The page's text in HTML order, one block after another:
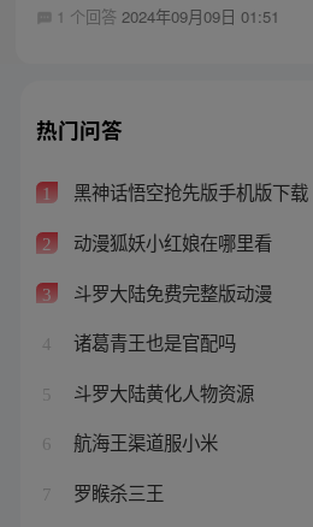
1 个回答 2024年09月09日 01:51
热门问答
1 黑神话悟空抢先版手机版下载
2 动漫狐妖小红娘在哪里看
3 斗罗大陆免费完整版动漫
4 诸葛青王也是官配吗
5 斗罗大陆黄化人物资源
6 航海王渠道服小米
7 罗睺杀三王